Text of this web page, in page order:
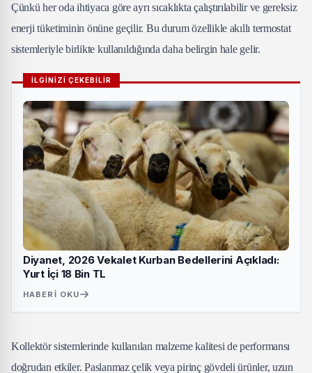
Çünkü her oda ihtiyaca göre ayrı sıcaklıkta çalıştırılabilir ve gereksiz
enerji tüketiminin önüne geçilir. Bu durum özellikle akıllı termostat
sistemleriyle birlikte kullanıldığında daha belirgin hale gelir.
İLGİNİZİ ÇEKEBİLİR
Diyanet, 2026 Vekalet Kurban Bedellerini Açıkladı:
Yurt İçi 18 Bin TL
HABERI OKU
Kollektör sistemlerinde kullanılan malzeme kalitesi de performansı
doğrudan etkiler. Paslanmaz çelik veya pirinç gövdeli ürünler, uzun